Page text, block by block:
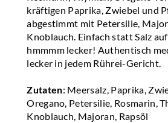
kräftigen Paprika, Zwiebel und
abgestimmt mit Petersilie,
Knoblauch. Einfach statt Salz
hmmmm lecker! Authentisch
lecker in jedem Rührei-Gericht.
Zutaten: Meersalz, Paprika,
Oregano, Petersilie, Rosmarin,
Knoblauch, Majoran, Rapsöl